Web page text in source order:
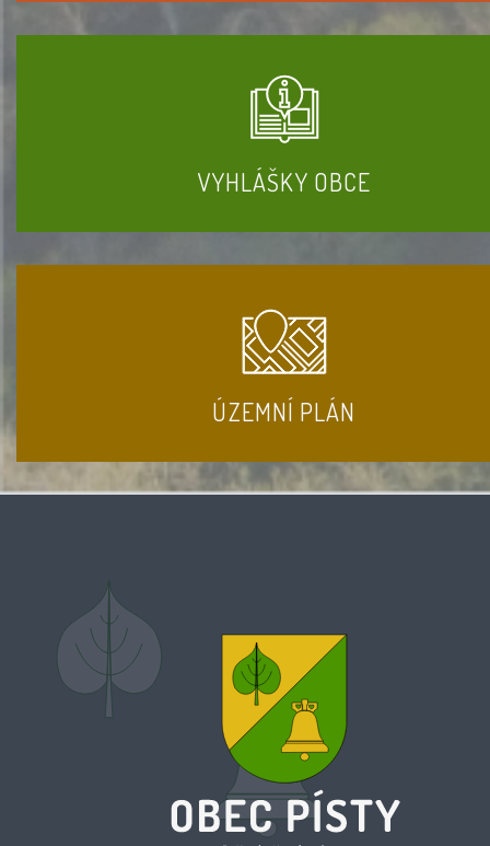
VYHLÁŠKY OBCE
ÚZEMNÍ PLÁN